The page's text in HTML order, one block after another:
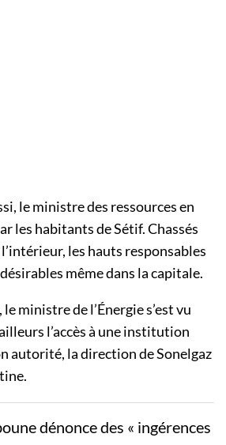
le ministre des ressources en
les habitants de Sétif. Chassés
les hauts responsables
même dans la capitale.
ministre de l’Énergie s’est vu
l’accès à une institution
autorité, la direction de Sonelgaz
dénonce des « ingérences